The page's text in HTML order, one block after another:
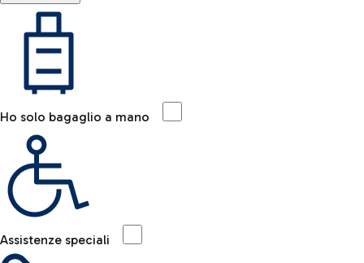
Ho solo bagaglio a mano
Assistenze speciali